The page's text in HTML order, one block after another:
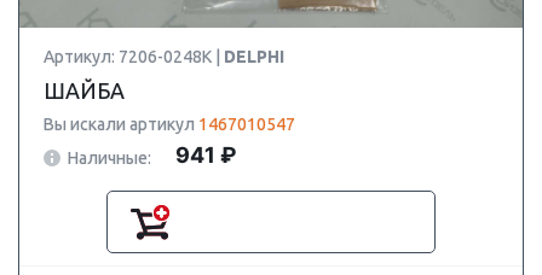
Артикул: 7206-0248K | DELPHI
ШАЙБА
Вы искали артикул 1467010547
Наличные:
941 ₽